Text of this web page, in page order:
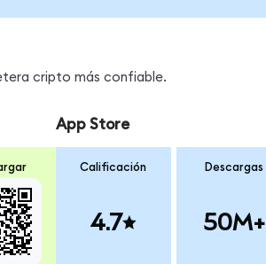
cripto más confiable.
App Store
Calificación
4.7
Descargas
50M+